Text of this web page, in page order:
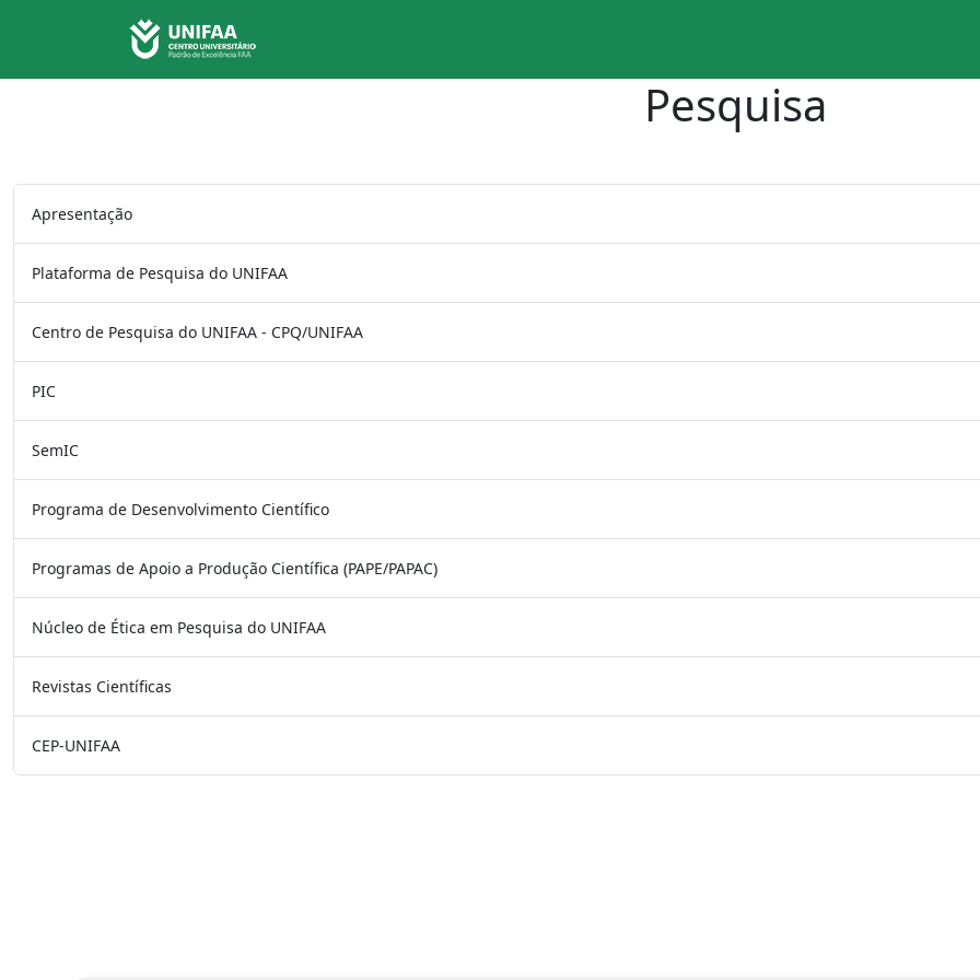
Pesquisa
Apresentação
Plataforma de Pesquisa do UNIFAA
Centro de Pesquisa do UNIFAA - CPQ/UNIFAA
PIC
SemIC
Programa de Desenvolvimento Científico
Programas de Apoio a Produção Científica (PAPE/PAPAC)
Núcleo de Ética em Pesquisa do UNIFAA
Revistas Científicas
CEP-UNIFAA